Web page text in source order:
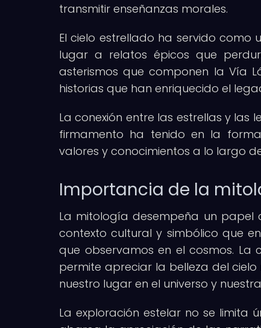
transmitir enseñanzas morales.
El cielo estrellado ha servido
lugar a relatos épicos que
asterismos que componen la Vía
historias que han enriquecido el
La conexión entre las estrellas y las
firmamento ha tenido en la
valores y conocimientos a lo largo
Importancia de la
La mitología desempeña un papel
contexto cultural y simbólico que
que observamos en el cosmos.
permite apreciar la belleza del
nuestro lugar en el universo y
La exploración estelar no se limita